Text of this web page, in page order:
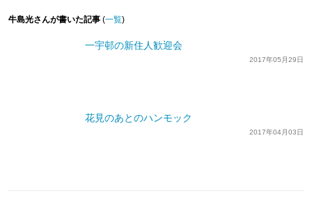
牛島光さんが書いた記事 (一覧)
一宇邨の新住人歓迎会
2017年05月29日
花見のあとのハンモック
2017年04月03日